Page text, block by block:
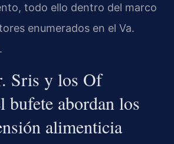
todo ello dentro del marco
enumerados en el Va.
Sris y los Of
bufete abordan los
alimenticia